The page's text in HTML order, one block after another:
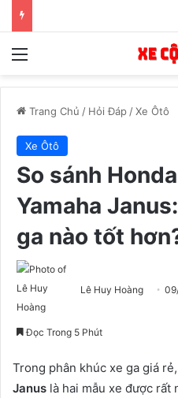
Menu
Trang Chủ / Hỏi Đáp /Xe Ôtô
Xe Ôtô
So sánh
Yamaha
ga nào tốt
Lê Huy Hoàng
Đọc Trong 5 Phút
Trong phân khúc xe ga giá rẻ,
Janus là hai mẫu xe được rất